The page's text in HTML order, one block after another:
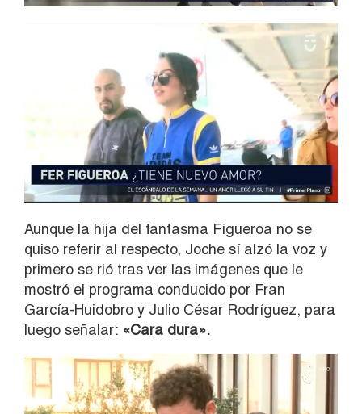
Aunque la hija del fantasma Figueroa no se
quiso referir al respecto, Joche sí alzó la voz y
primero se rió tras ver las imágenes que le
mostró el programa conducido por Fran
García-Huidobro y Julio César Rodríguez, para
luego señalar: «Cara dura».